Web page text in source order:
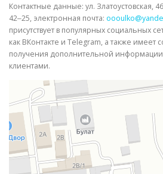
Контактные данные: ул. Златоустовская,
42‒25, электронная почта:
присутствует в популярных социальных
как ВКонтакте и Telegram, а также имеет
получения дополнительной информации
клиентами.